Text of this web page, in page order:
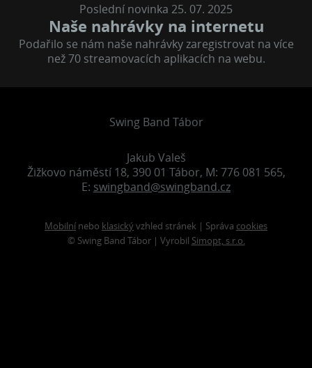
Poslední novinka 25. 07. 2025
Naše nahrávky na internetu
Podařilo se nám naše nahrávky zaregistrovat na více
než 70 streamovacích aplikacích na webu.
Swing Band Tábor
Jakub Valeš
Žižkovo náměstí 18, 390 01 Tábor, M: 776 081 565,
E: swingband@swingband.cz
Mobilní nebo klasickývzhled stránek | Správa cookies
© Swing Band Tábor | Vyrobil Simopt, s.r.o.